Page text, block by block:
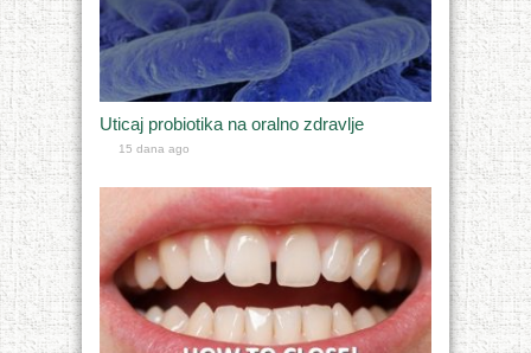
Uticaj probiotika na oralno zdravlje
15 dana ago